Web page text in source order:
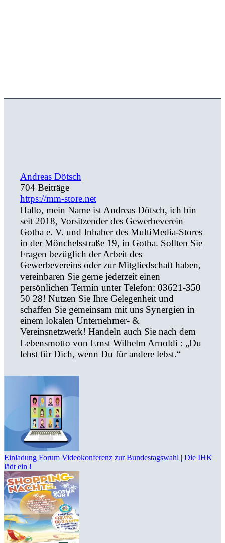
Andreas Dötsch
704 Beiträge
https://mm-store.net
Hallo, mein Name ist Andreas Dötsch, ich bin
seit 2018, Vorsitzender des Gewerbeverein
Gotha e. V. und Inhaber des MultiMedia-Stores
in der Mönchelsstraße 19, in Gotha. Sollten Sie
Fragen bezüglich der Arbeit des
Gewerbevereins oder zur Mitgliedschaft haben,
vereinbaren Sie gerne jederzeit einen
persönlichen Termin unter Telefon: 03621-350
50 28! Nutzen Sie Ihre Gelegenheit und
schaffen Sie gemeinsam mit uns Synergien in
einem lokalen Unternehmer- &
Vereinsnetzwerk! Handeln auch Sie nach dem
Lebensmotto von Ernst Wilhelm Arnoldi : „Du
lebst für Dich, wenn Du für andere lebst.“
Einladung Forum Videokonferenz zur Bundestagswahl | Die IHK
lädt ein !